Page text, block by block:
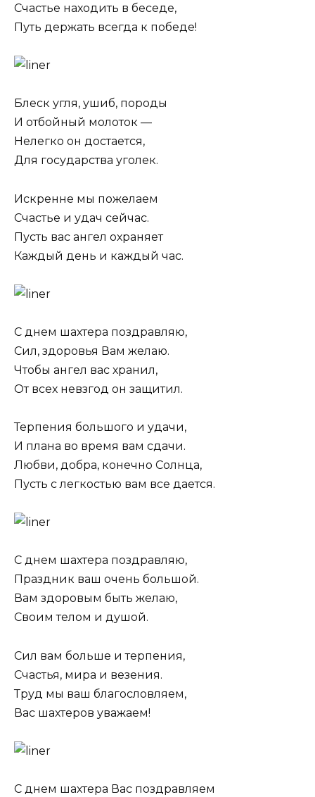
Счастье находить в беседе,
Путь держать всегда к победе!
Блеск угля, ушиб, породы
И отбойный молоток —
Нелегко он достается,
Для государства уголек.
Искренне мы пожелаем
Счастье и удач сейчас.
Пусть вас ангел охраняет
Каждый день и каждый час.
С днем шахтера поздравляю,
Сил, здоровья Вам желаю.
Чтобы ангел вас хранил,
От всех невзгод он защитил.
Терпения большого и удачи,
И плана во время вам сдачи.
Любви, добра, конечно Солнца,
Пусть с легкостью вам все дается.
С днем шахтера поздравляю,
Праздник ваш очень большой.
Вам здоровым быть желаю,
Своим телом и душой.
Сил вам больше и терпения,
Счастья, мира и везения.
Труд мы ваш благословляем,
Вас шахтеров уважаем!
С днем шахтера Вас поздравляем